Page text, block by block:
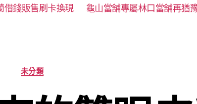
借錢販售刷卡換現
龜山當舖專屬林口當舖再猶
分
類
未分類